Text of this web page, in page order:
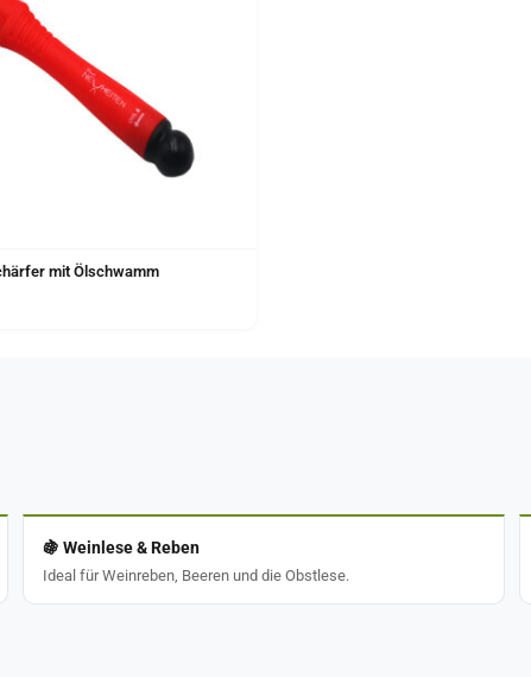
mit Ölschwamm
🍇 Weinlese & Reben
Ideal für Weinreben, Beeren und die Obstlese.